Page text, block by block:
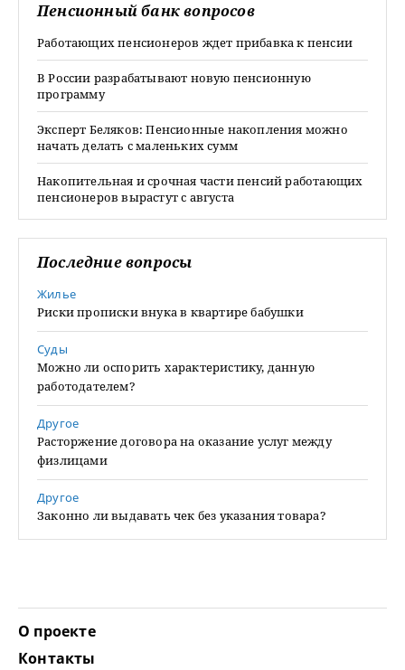
Пенсионный банк вопросов
Работающих пенсионеров ждет прибавка к пенсии
В России разрабатывают новую пенсионную
программу
Эксперт Беляков: Пенсионные накопления можно
начать делать с маленьких сумм
Накопительная и срочная части пенсий работающих
пенсионеров вырастут с августа
Последние вопросы
Жилье
Риски прописки внука в квартире бабушки
Суды
Можно ли оспорить характеристику, данную
работодателем?
Другое
Расторжение договора на оказание услуг между
физлицами
Другое
Законно ли выдавать чек без указания товара?
О проекте
Контакты